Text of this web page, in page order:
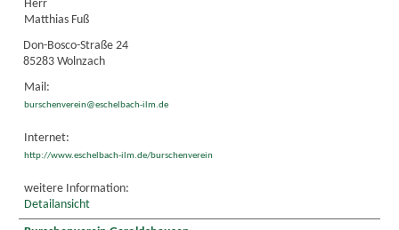
Herr
Matthias Fuß
Don-Bosco-Straße 24
85283 Wolnzach
Mail:
burschenverein@eschelbach-ilm.de
Internet:
http://www.eschelbach-ilm.de/burschenverein
weitere Information:
Detailansicht